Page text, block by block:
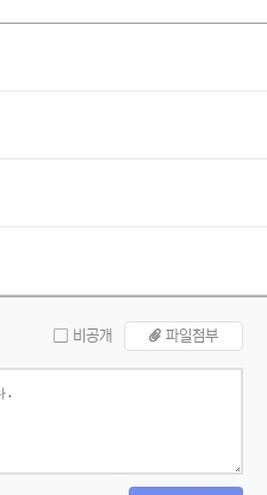
비공개 파일첨부